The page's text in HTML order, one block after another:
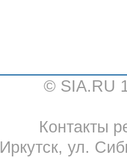
© SIA.RU
Контакты
Иркутск, ул.